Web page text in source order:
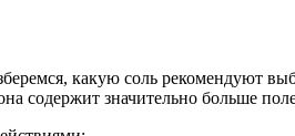
какую соль рекомендуют
содержит значительно больше